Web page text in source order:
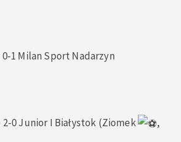
0-1 Milan Sport Nadarzyn
2-0 Junior I Białystok (Ziomek ,